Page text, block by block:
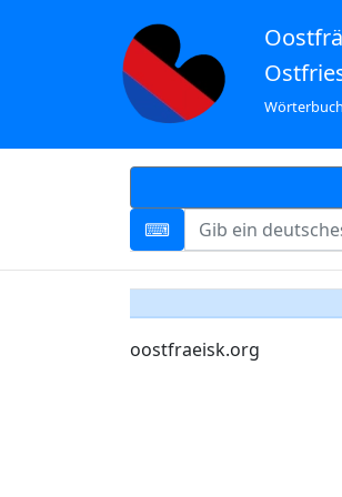
oostfraeisk.org